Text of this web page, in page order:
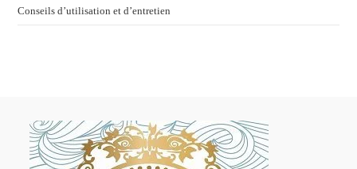
Conseils d’utilisation et d’entretien